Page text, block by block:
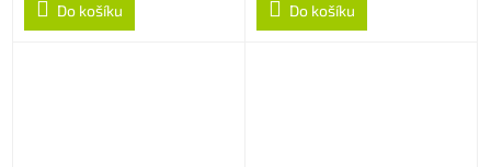
Do košíku Do košíku